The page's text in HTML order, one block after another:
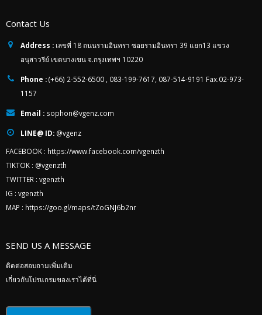
Contact Us
Address : เลขที่ 18 ถนนรามอินทรา ซอยรามอินทรา 39 แยก13 แขวง
อนุสาวรีย์ เขตบางเขน จ.กรุงเทพฯ 10220
Phone :(+66) 2-552-6500 , 083-199-7617, 087-514-9191 Fax.02-973-
1157
Email : sophon@vgenz.com
LINE@ ID: @vgenz
FACEBOOK : https://www.facebook.com/vgenzth
TIKTOK : @vgenzth
TWITTER : vgenzth
IG : vgenzth
MAP : https://goo.gl/maps/tZoGNJ6b2nr
SEND US A MESSAGE
ติดต่อสอบถามเพิ่มเติม
เกี่ยวกับโปรแกรมของเราได้ที่นี่